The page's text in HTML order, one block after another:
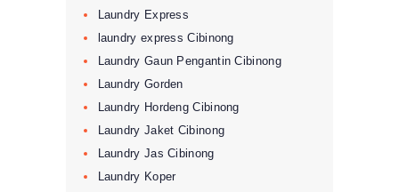
Laundry Express
laundry express Cibinong
Laundry Gaun Pengantin Cibinong
Laundry Gorden
Laundry Hordeng Cibinong
Laundry Jaket Cibinong
Laundry Jas Cibinong
Laundry Koper